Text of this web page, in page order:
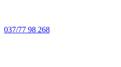
037/77 98 268